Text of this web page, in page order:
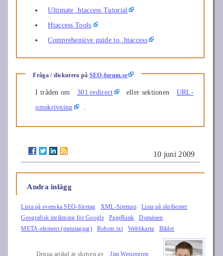
Ultimate .htaccess Tutorial
Htaccess Tools
Comprehensive guide to .htaccess
Fråga / diskutera på SEO-forum.se
I tråden om 301 redirect eller sektionen
URL-
omskrivning
.
10 juni 2009
Andra inlägg
Lista på svenska SEO-företag XML-Sitemap
Lista på skribenter
Geografisk inriktning för Google
PageRank
Domänen
META-element (metataggar)
Robots.txt Webbkarta Bilder
Denna artikel är skriven av Jim Westergren